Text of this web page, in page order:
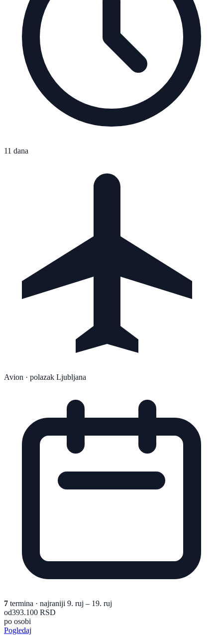
11 dana
Avion · polazak Ljubljana
7 termina · najraniji 9. ruj – 19. ruj
od393.100 RSD
po osobi
Pogledaj